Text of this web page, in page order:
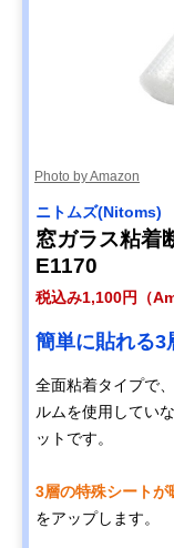
Photo by Amazon
ニトムズ(Nitoms)
窓ガラス粘着
E1170
税込み1,100円（
簡単に貼れる3
全面粘着タイプで
ルムを使用してい
ットです。
3層の特殊シート
をアップします。